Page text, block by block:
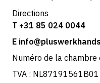
Directions
T +31 85 024 0044
E
Numéro de la
TVA : NL87191561B01